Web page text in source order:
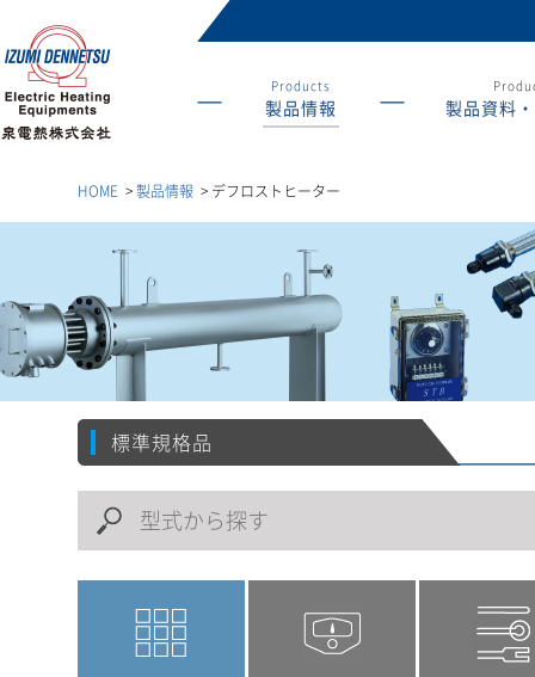
Products
製品情報 製品資料
HOME >製品情報 > デフロストヒーター
標準規格品